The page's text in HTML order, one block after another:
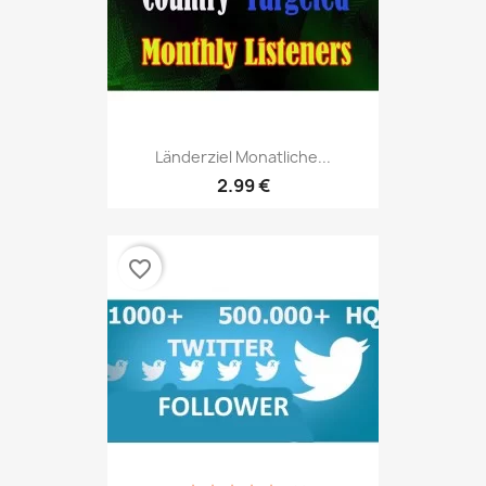
Länderziel Monatliche...
2.99 €
favorite_border